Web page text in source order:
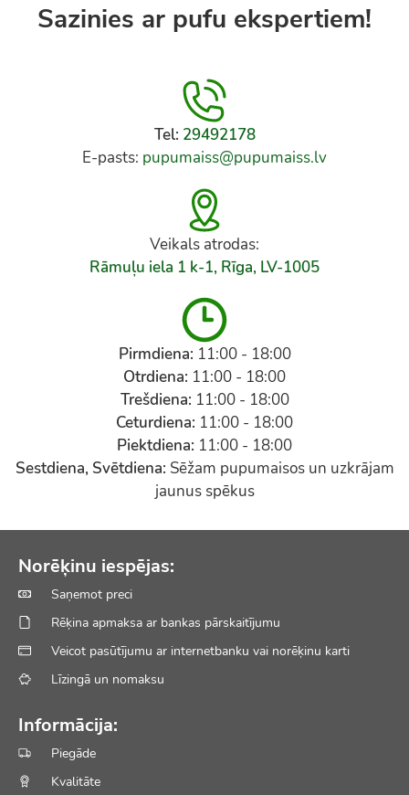
Sazinies ar pufu ekspertiem!
Tel: 29492178
E-pasts: pupumaiss@pupumaiss.lv
Veikals atrodas:
Rāmuļu iela 1 k-1, Rīga, LV-1005
Pirmdiena: 11:00 - 18:00
Otrdiena: 11:00 - 18:00
Trešdiena: 11:00 - 18:00
Ceturdiena: 11:00 - 18:00
Piektdiena: 11:00 - 18:00
Sestdiena, Svētdiena: Sēžam pupumaisos un uzkrājam
jaunus spēkus
Norēķinu iespējas:
Saņemot preci
Rēķina apmaksa ar bankas pārskaitījumu
Veicot pasūtījumu ar internetbanku vai norēķinu karti
Līzingā un nomaksu
Informācija:
Piegāde
Kvalitāte